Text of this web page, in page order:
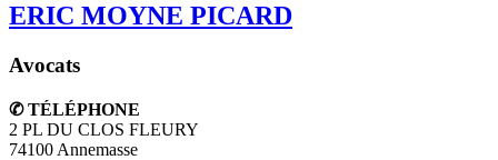
ERIC MOYNE PICARD
Avocats
✆ TÉLÉPHONE
2 PL DU CLOS FLEURY
74100 Annemasse